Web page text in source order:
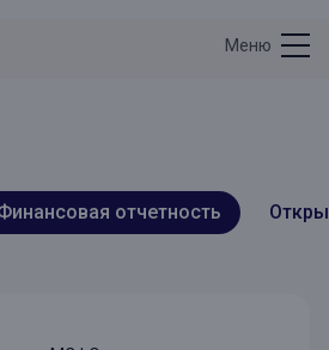
Меню
отчетность